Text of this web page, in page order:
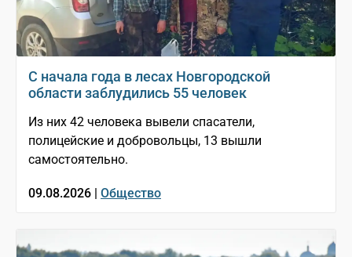
С начала года в лесах Новгородской
области заблудились 55 человек
Из них 42 человека вывели спасатели,
полицейские и добровольцы, 13 вышли
самостоятельно.
09.08.2026 | Общество